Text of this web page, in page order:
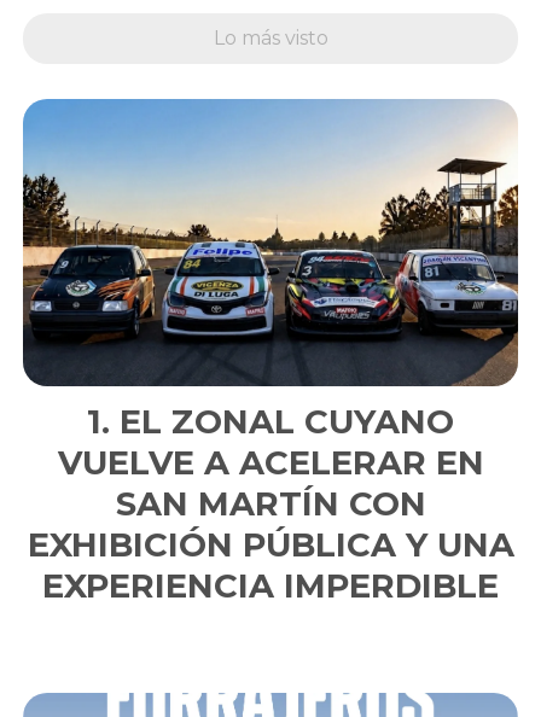
Lo más visto
EL ZONAL CUYANO
VUELVE A ACELERAR EN
SAN MARTÍN CON
EXHIBICIÓN PÚBLICA Y UNA
EXPERIENCIA IMPERDIBLE